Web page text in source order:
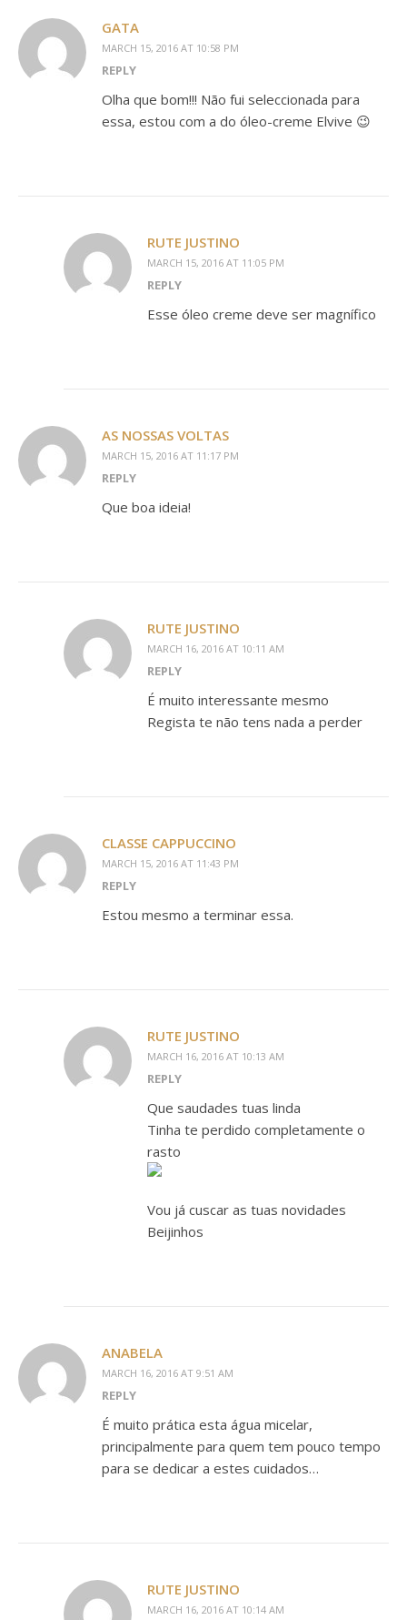
GATA
MARCH 15, 2016 AT 10:58 PM
REPLY
Olha que bom!!! Não fui seleccionada para
essa, estou com a do óleo-creme Elvive 😉
RUTE JUSTINO
MARCH 15, 2016 AT 11:05 PM
REPLY
Esse óleo creme deve ser magnífico
AS NOSSAS VOLTAS
MARCH 15, 2016 AT 11:17 PM
REPLY
Que boa ideia!
RUTE JUSTINO
MARCH 16, 2016 AT 10:11 AM
REPLY
É muito interessante mesmo
Regista te não tens nada a perder
CLASSE CAPPUCCINO
MARCH 15, 2016 AT 11:43 PM
REPLY
Estou mesmo a terminar essa.
RUTE JUSTINO
MARCH 16, 2016 AT 10:13 AM
REPLY
Que saudades tuas linda
Tinha te perdido completamente o
rasto
Vou já cuscar as tuas novidades
Beijinhos
ANABELA
MARCH 16, 2016 AT 9:51 AM
REPLY
É muito prática esta água micelar,
principalmente para quem tem pouco tempo
para se dedicar a estes cuidados…
RUTE JUSTINO
MARCH 16, 2016 AT 10:14 AM